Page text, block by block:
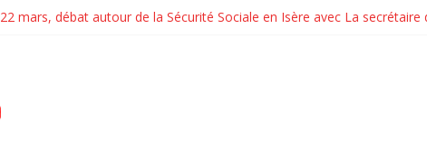
22 mars, débat autour de la Sécurité Sociale en Isère avec La
Pour la venue de M Grivel, Directeur de la CNAF, le syndicat CGT de la